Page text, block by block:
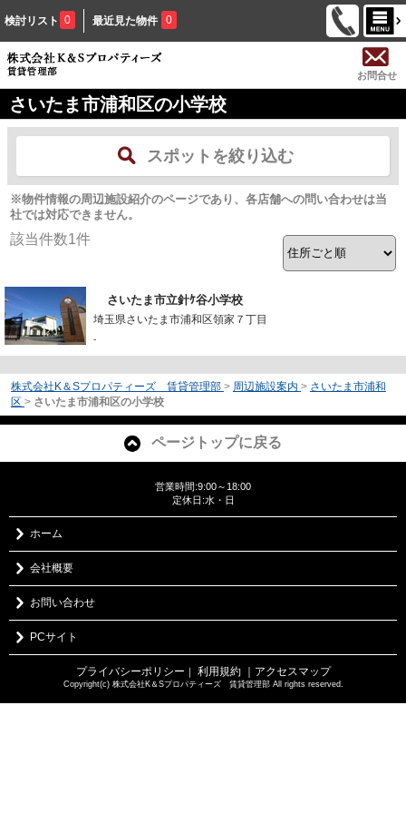
検討リスト 0 最近見た物件 0
お問合せ
さいたま市浦和区の小学校
スポットを絞り込む
※物件情報の周辺施設紹介のページであり、各店舗への問い合わせは当
社では対応できません。
該当件数1件
さいたま市立針ｹ谷小学校
埼玉県さいたま市浦和区領家７丁目
-
株式会社K＆Sプロパティーズ 賃貸管理部 > 周辺施設案内 > さいたま市浦和
区 > さいたま市浦和区の小学校
ページトップに戻る
営業時間:9:00～18:00
定休日:水・日
ホーム
会社概要
お問い合わせ
PCサイト
プライバシーポリシー ｜ 利用規約 ｜アクセスマップ
Copyright(c) 株式会社K＆Sプロパティーズ 賃貸管理部 All rights reserved.